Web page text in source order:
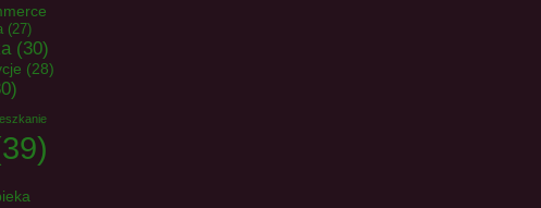
(27)
(30)
(28)